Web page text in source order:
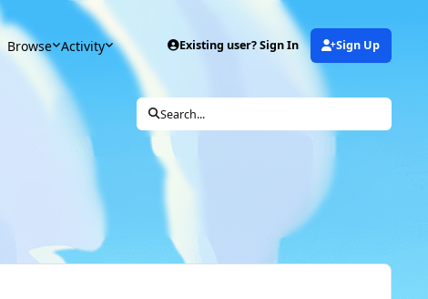
Browse Activity Existing user? Sign In Sign Up
Search...